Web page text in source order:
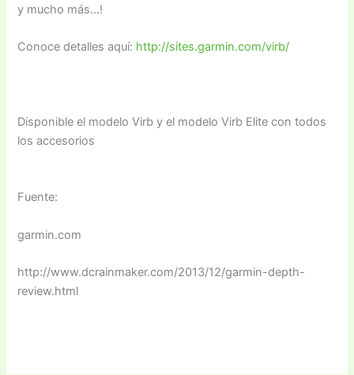
y mucho más…!
Conoce detalles aquí: http://sites.garmin.com/virb/
Disponible el modelo Virb y el modelo Virb Elite con todos
los accesorios
Fuente:
garmin.com
http://www.dcrainmaker.com/2013/12/garmin-depth-
review.html